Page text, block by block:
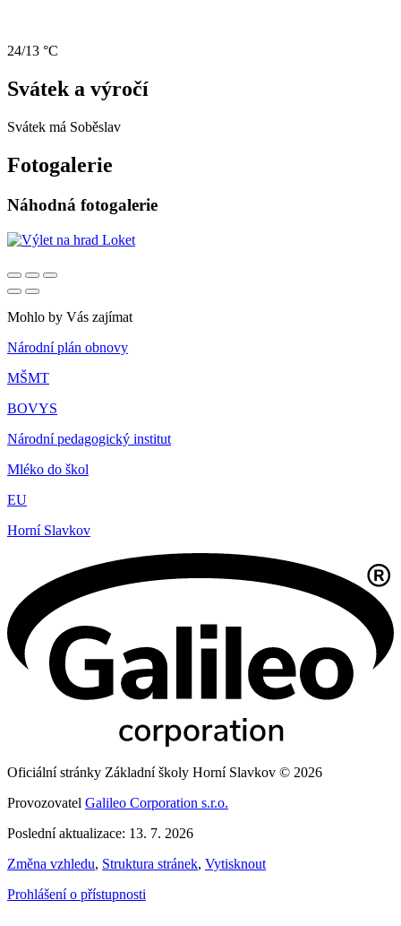
24/13 °C
Svátek a výročí
Svátek má Soběslav
Fotogalerie
Náhodná fotogalerie
Mohlo by Vás zajímat
Národní plán obnovy
MŠMT
BOVYS
Národní pedagogický institut
Mléko do škol
EU
Horní Slavkov
Oficiální stránky Základní školy Horní Slavkov © 2026
Provozovatel Galileo Corporation s.r.o.
Poslední aktualizace: 13. 7. 2026
Změna vzhledu, Struktura stránek, Vytisknout
Prohlášení o přístupnosti